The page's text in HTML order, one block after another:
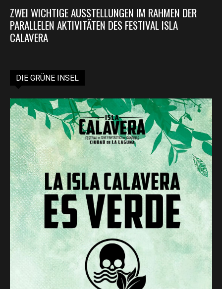
ZWEI WICHTIGE AUSSTELLUNGEN IM RAHMEN DER
PARALLELEN AKTIVITÄTEN DES FESTIVAL ISLA
CALAVERA
DIE GRÜNE INSEL